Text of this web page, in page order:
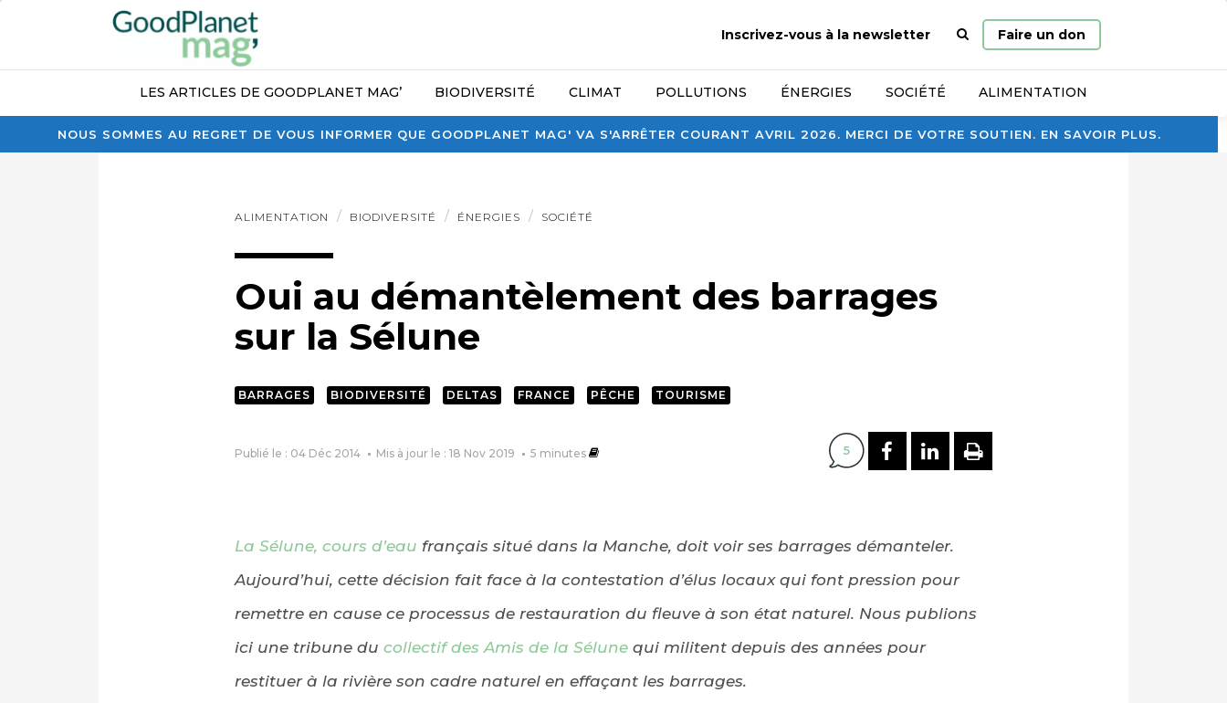
NOUS SOMMES AU REGRET DE VOUS INFORMER QUE GOODPLANET MAG' VA S'ARRÊTER COURANT AVRIL 2026. MERCI DE VOTRE SOUTIEN. EN SAVOIR PLUS.
Inscrivez-vous à la newsletter
Page
d’accueil
Faire un don
LES ARTICLES DE GOODPLANET MAG’ BIODIVERSITÉ CLIMAT POLLUTIONS ÉNERGIES SOCIÉTÉ ALIMENTATION
ALIMENTATION BIODIVERSITÉ ÉNERGIES SOCIÉTÉ
Oui au démantèlement des barrages
sur la Sélune
BARRAGES BIODIVERSITÉ DELTAS FRANCE PÊCHE TOURISME
Publié le : 04 Déc 2014 Mis à jour le : 18 Nov 2019 5 minutes 5 PARTAGER SUR FACEBOOK
PARTAGER SUR
IMPRIMER
La Sélune, cours d’eau français situé dans la Manche, doit voir ses barrages démanteler.
Aujourd’hui, cette décision fait face à la contestation d’élus locaux qui font pression pour
remettre en cause ce processus de restauration du fleuve à son état naturel. Nous publions
ici une tribune du collectif des Amis de la Sélunequi militent depuis des années pour
restituer à la rivière son cadre naturel en effaçant les barrages.